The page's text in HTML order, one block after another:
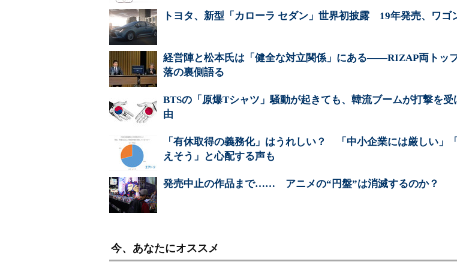
トヨタ、新型「カローラ セダン」世界初披露 19年発売、ワゴ
経営陣と松本氏は「健全な対立関係」にある――RIZAP両トッ
落の裏側語る
BTSの「原爆Tシャツ」騒動が起きても、韓流ブームが打撃を受
由
「有休取得の義務化」はうれしい？ 「中小企業には厳しい」
えそう」と心配する声も
発売中止の作品まで…… アニメの“円盤”は消滅するのか？
今、あなたにオススメ